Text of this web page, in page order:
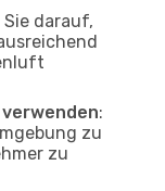
darauf,
:
zu
zu